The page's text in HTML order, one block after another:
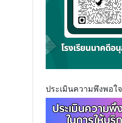
ประเมินความพึงพอใจ